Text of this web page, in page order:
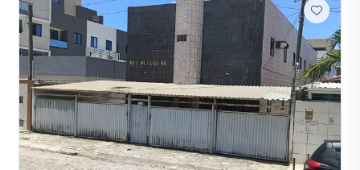
Sala de estar
Armário no Quarto
Armário Banheiro